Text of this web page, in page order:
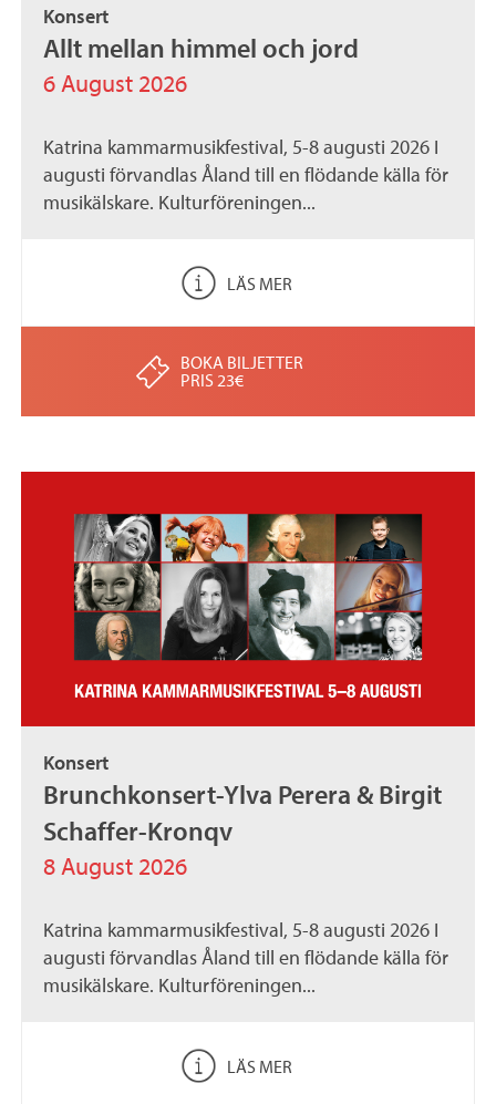
Konsert
Allt mellan himmel och jord
6 August 2026
Katrina kammarmusikfestival, 5-8 augusti 2026 I
augusti förvandlas Åland till en flödande källa för
musikälskare. Kulturföreningen...
LÄS MER
BOKA BILJETTER
PRIS 23€
Konsert
Brunchkonsert-Ylva Perera & Birgit
Schaffer-Kronqv
8 August 2026
Katrina kammarmusikfestival, 5-8 augusti 2026 I
augusti förvandlas Åland till en flödande källa för
musikälskare. Kulturföreningen...
LÄS MER